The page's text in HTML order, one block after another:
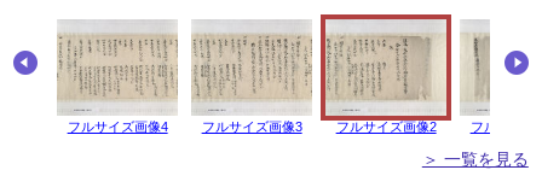
フルサイズ画像4 フルサイズ画像3 フルサイズ画像2 フルサイズ
＞ 一覧を見る